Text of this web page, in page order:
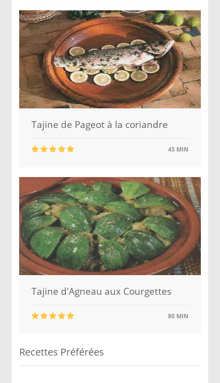
Tajine de Pageot à la coriandre
45 MIN
Tajine d'Agneau aux Courgettes
80 MIN
Recettes Préférées